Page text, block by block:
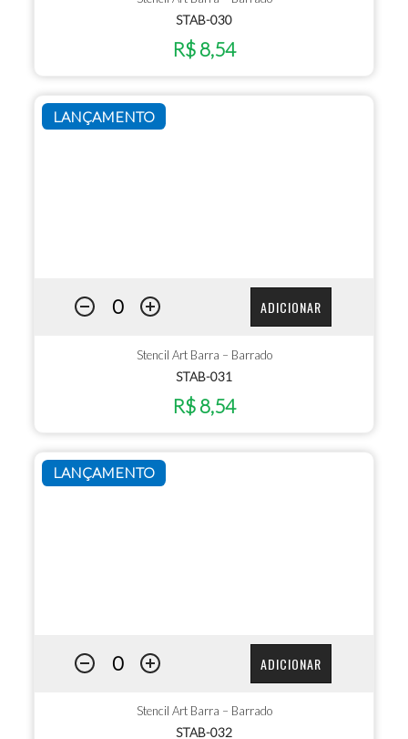
STAB-030
R$ 8,54
LANÇAMENTO
ADICIONAR
Stencil Art Barra – Barrado
STAB-031
R$ 8,54
LANÇAMENTO
ADICIONAR
Stencil Art Barra – Barrado
STAB-032